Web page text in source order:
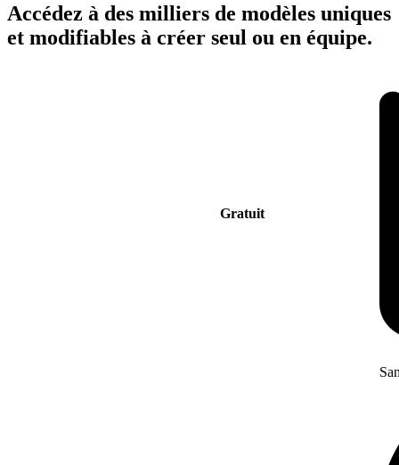
Accédez à des milliers de modèles uniques
et modifiables à créer seul ou en équipe.
Gratuit